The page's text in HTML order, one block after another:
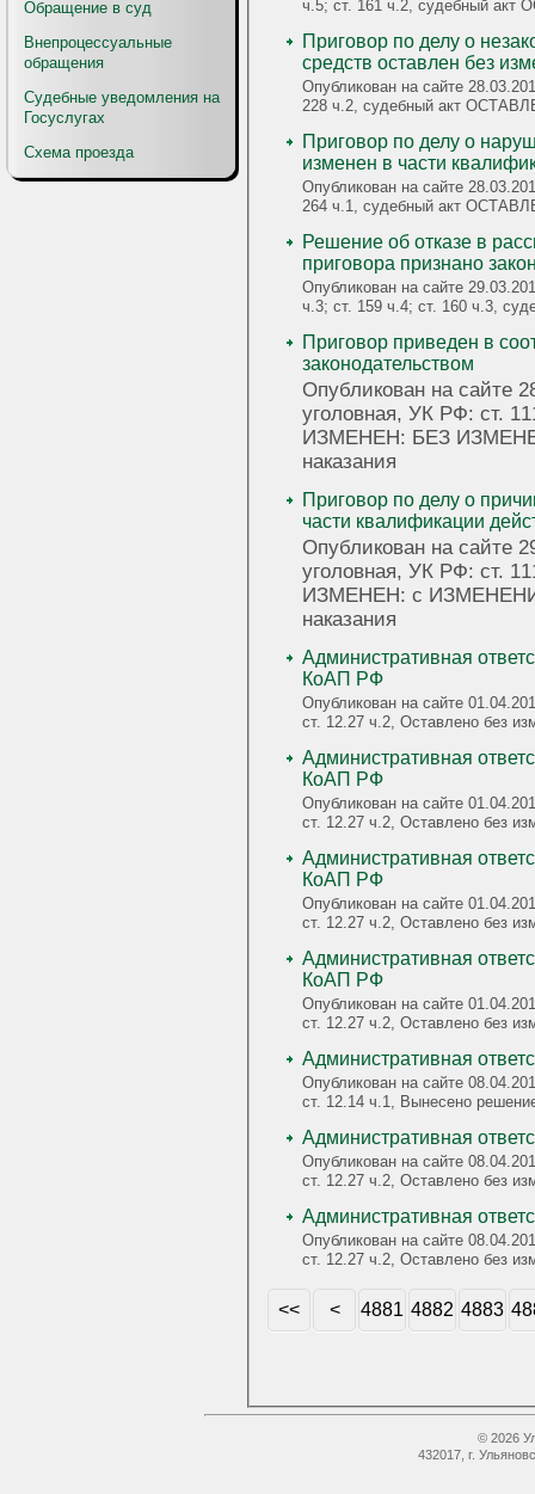
Обращение в суд
Внепроцессуальные
обращения
Судебные уведомления на
Госуслугах
Схема проезда
ч.5; ст. 161 ч.2, судебный
Приговор по делу о
средств оставлен без
Опубликован на сайте
228 ч.2, судебный акт
Приговор по делу о
изменен в части
Опубликован на сайте
264 ч.1, судебный акт
Решение об отказе в
приговора признано
Опубликован на сайте
ч.3; ст. 159 ч.4; ст. 160 ч.3,
Приговор приведен в
законодательством
Опубликован на сайте
уголовная, УК РФ: ст.
ИЗМЕНЕН: БЕЗ
наказания
Приговор по делу о
части квалификации
Опубликован на сайте
уголовная, УК РФ: ст.
ИЗМЕНЕН: с
наказания
Административная
КоАП РФ
Опубликован на сайте
ст. 12.27 ч.2, Оставлено без
Административная
КоАП РФ
Опубликован на сайте
ст. 12.27 ч.2, Оставлено без
Административная
КоАП РФ
Опубликован на сайте
ст. 12.27 ч.2, Оставлено без
Административная
КоАП РФ
Опубликован на сайте
ст. 12.27 ч.2, Оставлено без
Административная
Опубликован на сайте
ст. 12.14 ч.1, Вынесено
Административная
Опубликован на сайте
ст. 12.27 ч.2, Оставлено без
Опубликован на сайте
ст. 12.27 ч.2, Оставлено без
<< < 4881 4882 4883
© 2026
432017, г.